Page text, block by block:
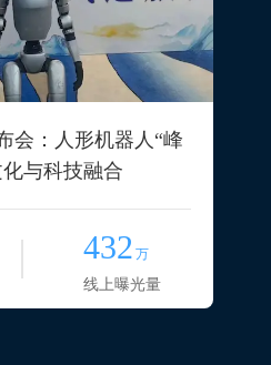
会：人形机器人“峰
与科技融合
432 万
线上曝光量